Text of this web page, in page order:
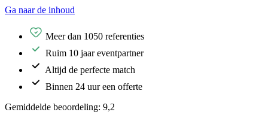
Ga naar de inhoud
Meer dan 1050 referenties
Ruim 10 jaar eventpartner
Altijd de perfecte match
Binnen 24 uur een offerte
Gemiddelde beoordeling: 9,2